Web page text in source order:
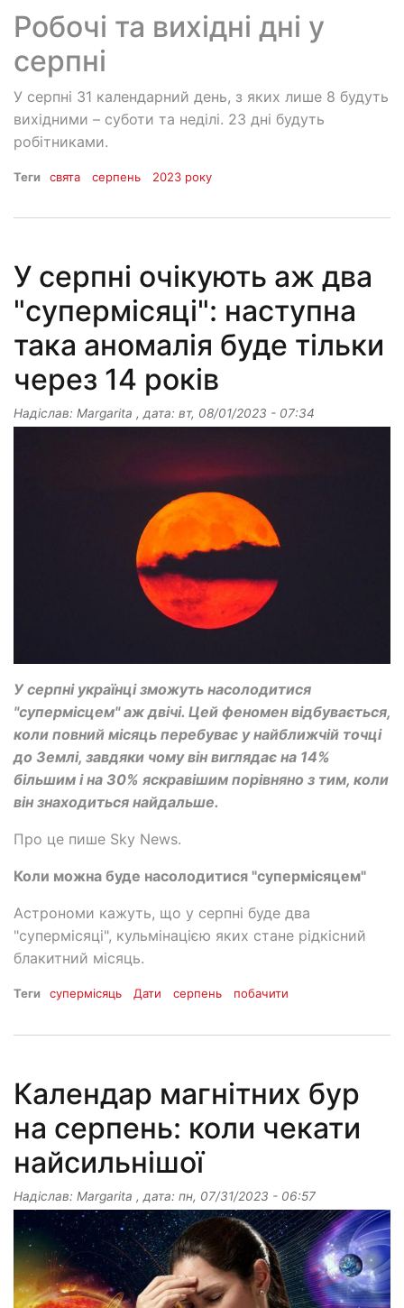
Робочі та вихідні дні у
серпні
У серпні 31 календарний день, з яких лише 8 будуть
вихідними – суботи та неділі. 23 дні будуть
робітниками.
Теги свята серпень 2023 року
У серпні очікують аж два
"супермісяці": наступна
така аномалія буде тільки
через 14 років
Надіслав: Margarita , дата: вт, 08/01/2023 - 07:34
У серпні українці зможуть насолодитися
"супермісцем" аж двічі. Цей феномен відбувається,
коли повний місяць перебуває у найближчій точці
до Землі, завдяки чому він виглядає на 14%
більшим і на 30% яскравішим порівняно з тим, коли
він знаходиться найдальше.
Про це пише Sky News.
Коли можна буде насолодитися "супермісяцем"
Астрономи кажуть, що у серпні буде два
"супермісяці", кульмінацією яких стане рідкісний
блакитний місяць.
Теги супермісяць Дати серпень побачити
Календар магнітних бур
на серпень: коли чекати
найсильнішої
Надіслав: Margarita , дата: пн, 07/31/2023 - 06:57